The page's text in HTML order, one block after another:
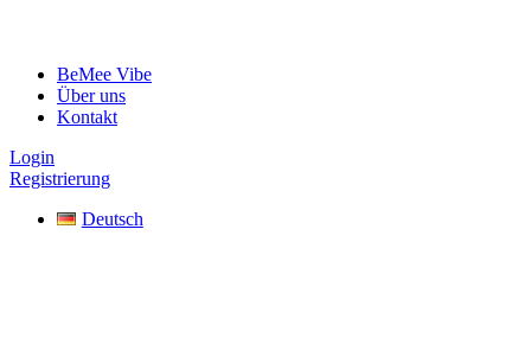
BeMee Vibe
Über uns
Kontakt
Login
Registrierung
Deutsch